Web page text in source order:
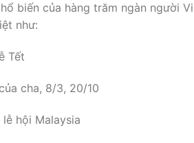
biến của hàng trăm ngàn người
như:
Tết
cha, 8/3, 20/10
hội Malaysia